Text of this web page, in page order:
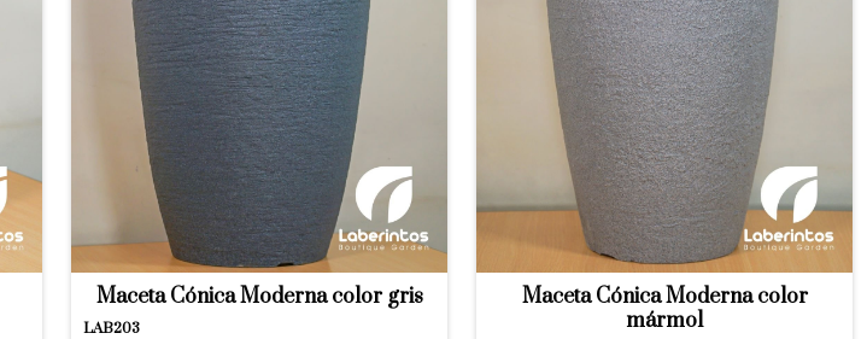
Maceta Cónica Moderna color gris
LAB203
Maceta Cónica Moderna color
mármol